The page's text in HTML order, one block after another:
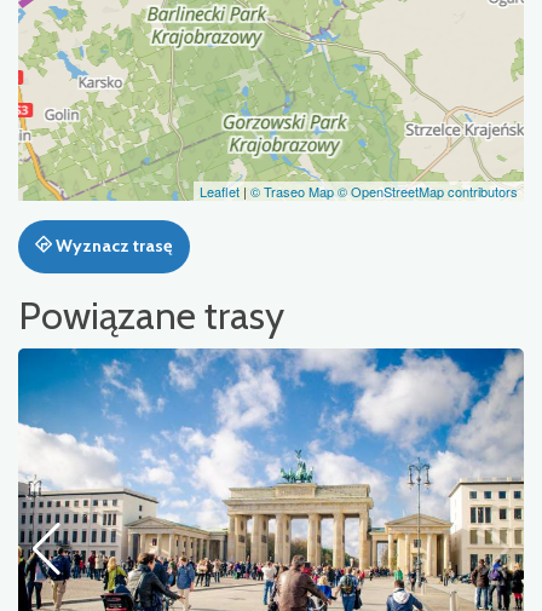
Leaflet | © Traseo Map© OpenStreetMap contributors
Wyznacz trasę
Powiązane trasy